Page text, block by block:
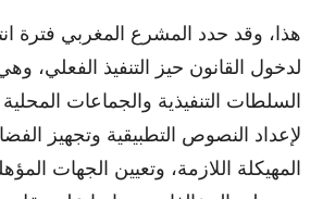
هذا، وقد حدد المشرع المغربي فترة
لدخول القانون حيز التنفيذ الفعلي،
السلطات التنفيذية والجماعات
لإعداد النصوص التطبيقية وتجهيز
المهيكلة اللازمة، وتعيين الجهات